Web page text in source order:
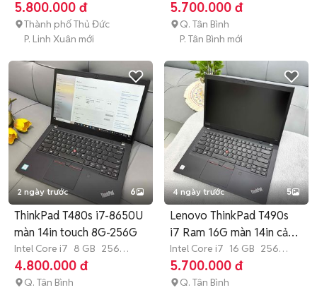
GB SSD
5.800.000 đ
Thành phố Thủ Đức
P. Linh Xuân mới
GB SSD
5.700.000 đ
Q. Tân Bình
P. Tân Bình mới
2 ngày trước 6
ThinkPad T480s i7-8650U
màn 14in touch 8G-256G
Intel Core i7 8 GB 256
GB SSD
4.800.000 đ
Q. Tân Bình
4 ngày trước 5
Lenovo ThinkPad T490s
i7 Ram 16G màn 14in cảm
ứng
Intel Core i7 16 GB 256
GB SSD
5.700.000 đ
Q. Tân Bình